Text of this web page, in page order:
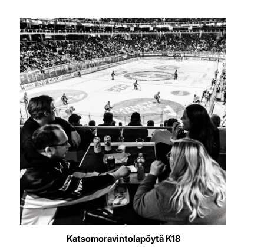
Katsomoravintolapöytä K18